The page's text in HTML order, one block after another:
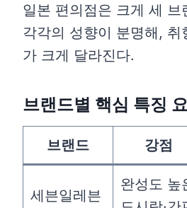
일본 편의점은 크게 세 브
각각의 성향이 분명해, 취
가 크게 달라진다.
브랜드별 핵심 특징
브랜드 강점
세븐일레븐
완성도 높